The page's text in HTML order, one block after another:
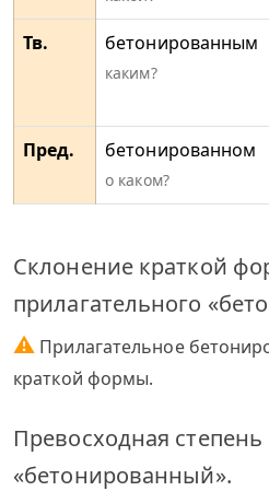
Тв. бетонированным
каким?
Пред. бетонированном
о каком?
Склонение краткой
прилагательного
⚠ Прилагательное
краткой формы.
Превосходная
«бетонированный».